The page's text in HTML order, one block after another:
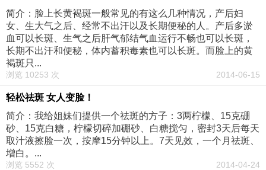
简介：脸上长黄褐斑一般常见的有这么几种情况，产后妇
女、生大气之后、经常不出汗以及长期便秘的人。产后多淤
血可以长斑、生气之后肝气郁结气血运行不畅也可以长斑，
长期不出汗和便秘，体内蓄积毒素也可以长斑。而脸上的黄
褐斑只...
浏览 10253 次 2014-06-15
轻松祛斑 女人变脸！
简介：我给姐妹们提供一个祛斑的方子：3两柠檬、15克硼
砂、15克白糖，柠檬切碎加硼砂、白糖搅匀，密封3天后每天
取汁液擦脸一次，按摩15分钟以上。7天见效，一个月祛斑、
增白。...
浏览 5552 次 2014-04-24